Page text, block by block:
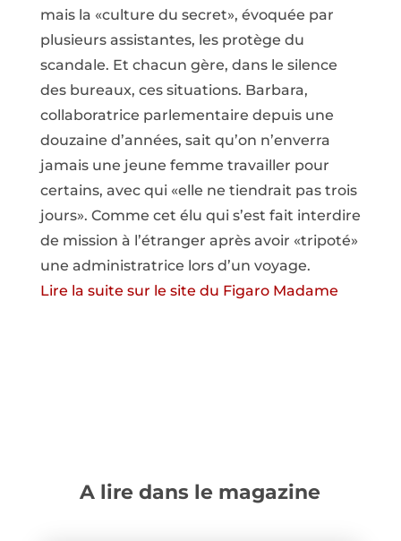
mais la «culture du secret», évoquée par
plusieurs assistantes, les protège du
scandale. Et chacun gère, dans le silence
des bureaux, ces situations. Barbara,
collaboratrice parlementaire depuis une
douzaine d’années, sait qu’on n’enverra
jamais une jeune femme travailler pour
certains, avec qui «elle ne tiendrait pas trois
jours». Comme cet élu qui s’est fait interdire
de mission à l’étranger après avoir «tripoté»
une administratrice lors d’un voyage.
Lire la suite sur le site du Figaro Madame
A lire dans le magazine